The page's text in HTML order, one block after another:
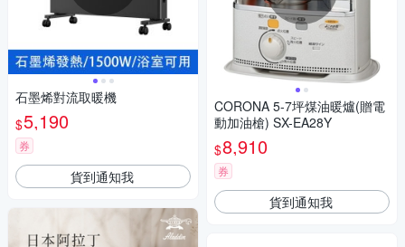
石墨烯對流取暖機
$5,190
券
貨到通知我
CORONA 5-7坪煤油暖爐(贈電
動加油槍) SX-EA28Y
$8,910
券
貨到通知我